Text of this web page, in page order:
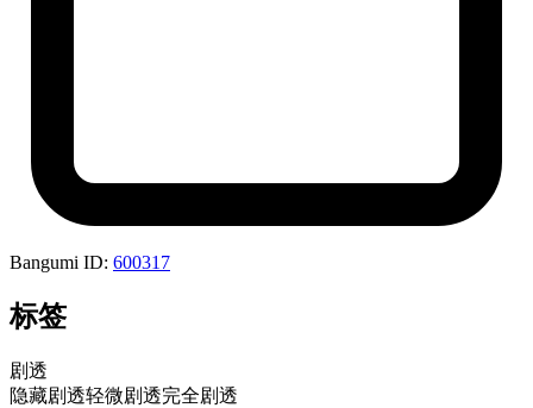
Bangumi ID: 600317
标签
剧透
隐藏剧透轻微剧透完全剧透